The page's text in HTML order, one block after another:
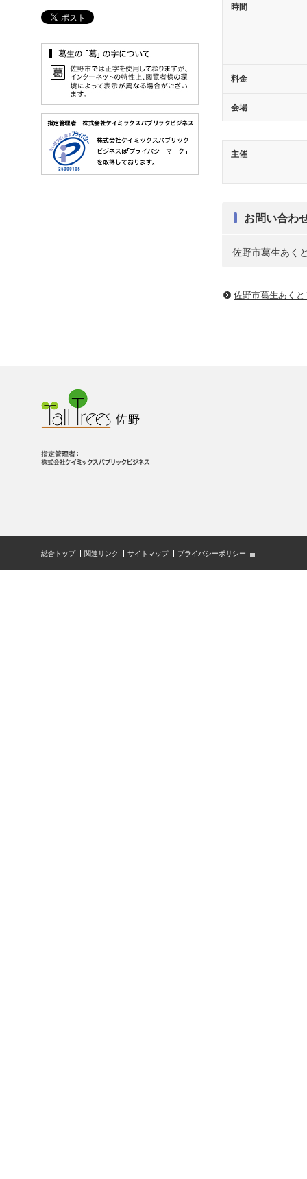
時間
料金
会場
主催
お問い合わ
佐野市葛生あく
佐野市葛生あく
総合トップ 関連リンク サイトマップ プライバシーポリシー